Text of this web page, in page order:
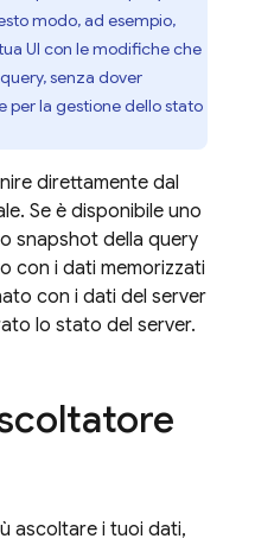
modo, ad esempio,
UI con le modifiche che
senza dover
per la gestione dello stato
direttamente dal
Se è disponibile uno
snapshot della query
con i dati memorizzati
con i dati del server
lo stato del server.
ascoltare i tuoi dati,